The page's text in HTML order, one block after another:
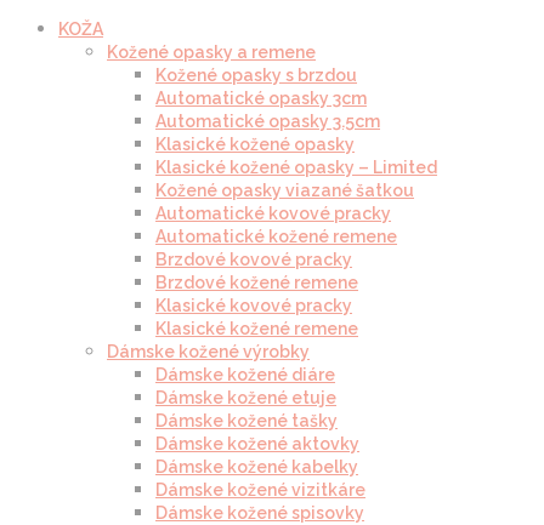
KOŽA
Kožené opasky a remene
Kožené opasky s brzdou
Automatické opasky 3cm
Automatické opasky 3.5cm
Klasické kožené opasky
Klasické kožené opasky – Limited
Kožené opasky viazané šatkou
Automatické kovové pracky
Automatické kožené remene
Brzdové kovové pracky
Brzdové kožené remene
Klasické kovové pracky
Klasické kožené remene
Dámske kožené výrobky
Dámske kožené diáre
Dámske kožené etuje
Dámske kožené tašky
Dámske kožené aktovky
Dámske kožené kabelky
Dámske kožené vizitkáre
Dámske kožené spisovky